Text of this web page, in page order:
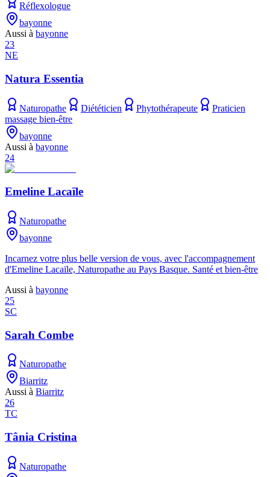
Réflexologue
bayonne
Aussi à bayonne
23
NE
Natura Essentia
Naturopathe Diététicien Phytothérapeute
Praticien
massage bien-être
bayonne
Aussi à bayonne
24
Emeline Lacaïle
Naturopathe
bayonne
Incarnez votre plus belle version de vous, avec l'accompagnement
d'Emeline Lacaïle, Naturopathe au Pays Basque. Santé et bien-être
Aussi à bayonne
25
SC
Sarah Combe
Naturopathe
Biarritz
Aussi à Biarritz
26
TC
Tânia Cristina
Naturopathe